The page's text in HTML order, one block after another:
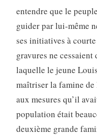
entendre que le
guider par lui-même
ses initiatives à
gravures ne cessaient
laquelle le jeune
maîtriser la famine de
aux mesures qu’il
population était
deuxième grande